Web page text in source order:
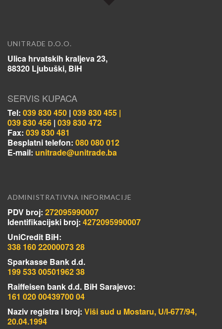
UNITRADE D.O.O.
Ulica hrvatskih kraljeva 23,
88320 Ljubuški, BiH
SERVIS KUPACA
Tel: 039 830 450 | 039 830 455 |
039 830 456 | 039 830 472
Fax: 039 830 481
Besplatni telefon: 080 080 012
E-mail: unitrade@unitrade.ba
ADMINISTRATIVNA INFORMACIJE
PDV broj: 272095990007
Identifikacijski broj: 4272095990007
UniCredit BiH:
338 160 22000073 28
Sparkasse Bank d.d.
199 533 00501962 38
Raiffeisen bank d.d. BiH Sarajevo:
161 020 00439700 04
Naziv registra i broj: Viši sud u Mostaru, U/I-677/94,
20.04.1994